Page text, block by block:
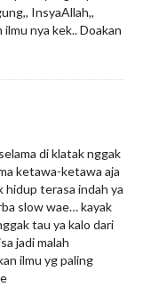
InsyaAllah,,
ilmu nya kek.. Doakan
di klatak nggak
ketawa-ketawa aja
hidup terasa indah ya
slow wae… kayak
tau ya kalo dari
jadi malah
ilmu yg paling